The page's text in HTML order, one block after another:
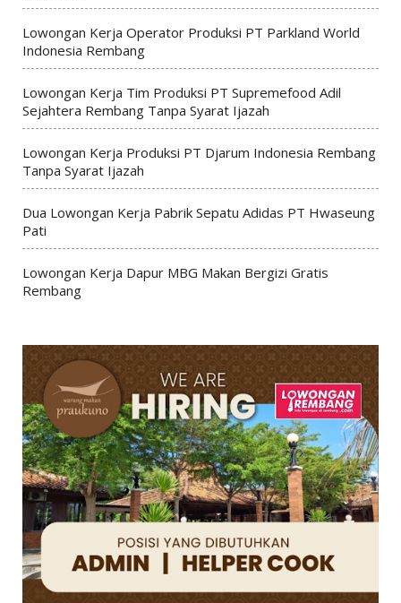
Lowongan Kerja Operator Produksi PT Parkland World
Indonesia Rembang
Lowongan Kerja Tim Produksi PT Supremefood Adil
Sejahtera Rembang Tanpa Syarat Ijazah
Lowongan Kerja Produksi PT Djarum Indonesia Rembang
Tanpa Syarat Ijazah
Dua Lowongan Kerja Pabrik Sepatu Adidas PT Hwaseung
Pati
Lowongan Kerja Dapur MBG Makan Bergizi Gratis
Rembang